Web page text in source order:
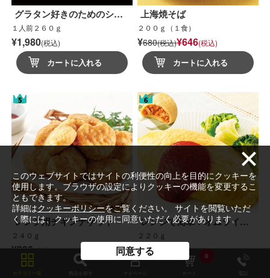
このウェブサイトではサイトの利便性の向上を目的にクッキーを
使用します。ブラウザの設定によりクッキーの機能を変更するこ
ともできます。
詳細はクッキーポリシーをご覧ください。 サイトを閲覧いただ
く際には、クッキーの使用に同意いただく必要があります。
同意する
グラタン好きのためのシ…
１人前２６０ｇ
¥1,980(税込)
カートに入れる
上海焼そば
２００ｇ（１食）
¥680(税込)¥646(税込)
カートに入れる
レンジ用チキンナゲット
２４０ｇ
¥890(税込)
カートに入れる
レンジで簡単！オムライ…
２２０ｇ
¥700
カートに入れる
カテゴリ一覧 商品を探す マイページ カート
0
電話